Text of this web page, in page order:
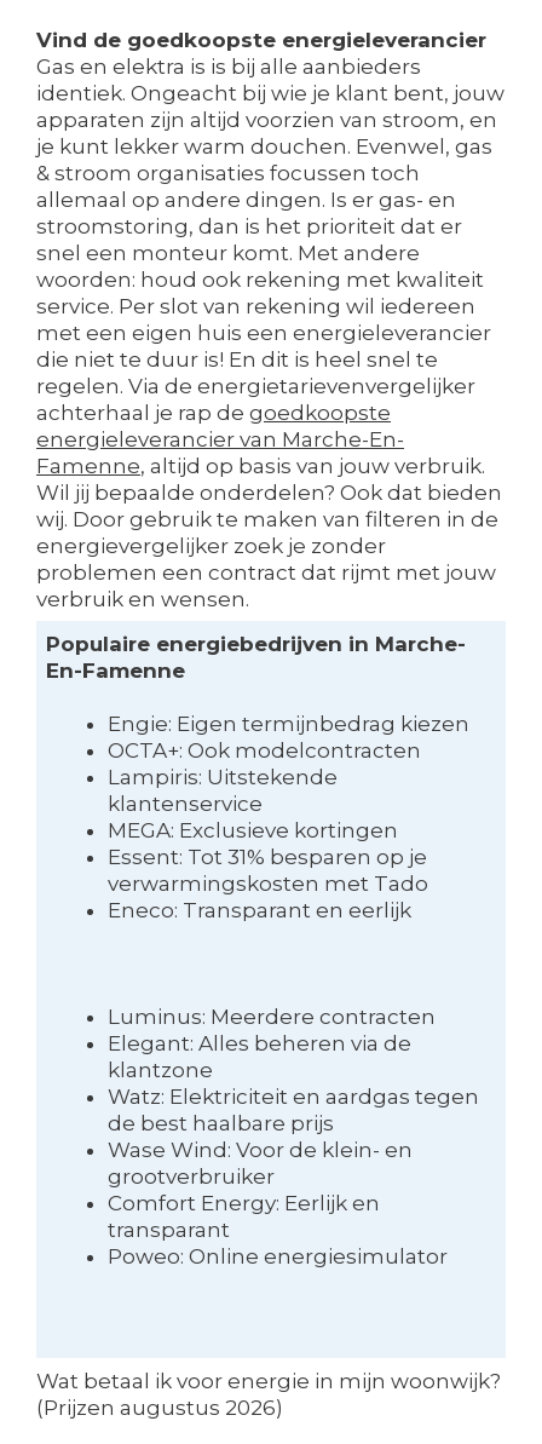
Vind de goedkoopste energieleverancier
Gas en elektra is is bij alle aanbieders
identiek. Ongeacht bij wie je klant bent, jouw
apparaten zijn altijd voorzien van stroom, en
je kunt lekker warm douchen. Evenwel, gas
& stroom organisaties focussen toch
allemaal op andere dingen. Is er gas- en
stroomstoring, dan is het prioriteit dat er
snel een monteur komt. Met andere
woorden: houd ook rekening met kwaliteit
service. Per slot van rekening wil iedereen
met een eigen huis een energieleverancier
die niet te duur is! En dit is heel snel te
regelen. Via de energietarievenvergelijker
achterhaal je rap de goedkoopste
energieleverancier van Marche-En-
Famenne, altijd op basis van jouw verbruik.
Wil jij bepaalde onderdelen? Ook dat bieden
wij. Door gebruik te maken van filteren in de
energievergelijker zoek je zonder
problemen een contract dat rijmt met jouw
verbruik en wensen.
Populaire energiebedrijven in Marche-
En-Famenne
Engie: Eigen termijnbedrag kiezen
OCTA+: Ook modelcontracten
Lampiris: Uitstekende
klantenservice
MEGA: Exclusieve kortingen
Essent: Tot 31% besparen op je
verwarmingskosten met Tado
Eneco: Transparant en eerlijk
Luminus: Meerdere contracten
Elegant: Alles beheren via de
klantzone
Watz: Elektriciteit en aardgas tegen
de best haalbare prijs
Wase Wind: Voor de klein- en
grootverbruiker
Comfort Energy: Eerlijk en
transparant
Poweo: Online energiesimulator
Wat betaal ik voor energie in mijn woonwijk?
(Prijzen augustus 2026)